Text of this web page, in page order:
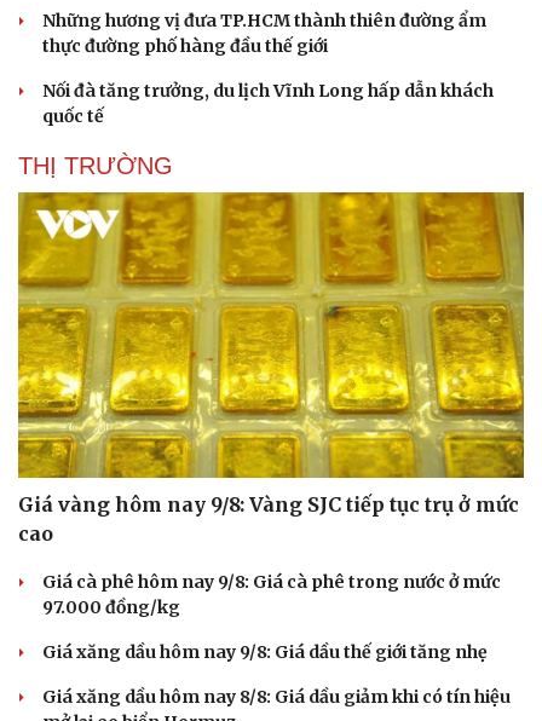
Văn hóa
Sân khấu - Điện ảnh
Văn học
Di sản
Giải trí
Thời trang
Những hương vị đưa TP.HCM thành thiên đường ẩm
thực đường phố hàng đầu thế giới
Nối đà tăng trưởng, du lịch Vĩnh Long hấp dẫn khách
quốc tế
THỊ TRƯỜNG
Giá vàng hôm nay 9/8: Vàng SJC tiếp tục trụ ở mức
cao
Giá cà phê hôm nay 9/8: Giá cà phê trong nước ở mức
97.000 đồng/kg
Giá xăng dầu hôm nay 9/8: Giá dầu thế giới tăng nhẹ
Giá xăng dầu hôm nay 8/8: Giá dầu giảm khi có tín hiệu